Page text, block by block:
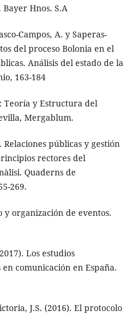
Bayer Hnos. S.A
Campos, A. y Saperas-
del proceso Bolonia en el
Análisis del estado de la
163-184
Teoría y Estructura del
Mergablum.
públicas y gestión
rectores del
Quaderns de
269.
y organización de eventos.
Los estudios
comunicación en España.
J.S. (2016). El protocolo